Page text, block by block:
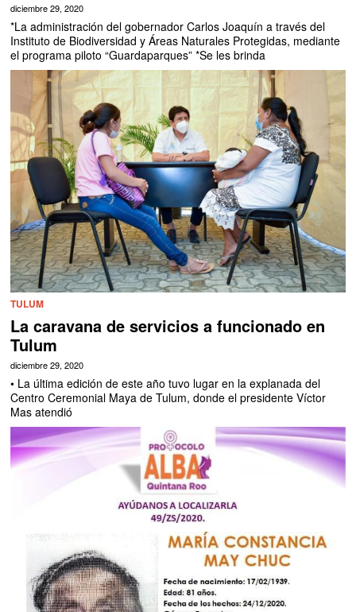
diciembre 29, 2020
*La administración del gobernador Carlos Joaquín a través del
Instituto de Biodiversidad y Áreas Naturales Protegidas, mediante
el programa piloto “Guardaparques” *Se les brinda
TULUM
La caravana de servicios a funcionado en
Tulum
diciembre 29, 2020
• La última edición de este año tuvo lugar en la explanada del
Centro Ceremonial Maya de Tulum, donde el presidente Víctor
Mas atendió